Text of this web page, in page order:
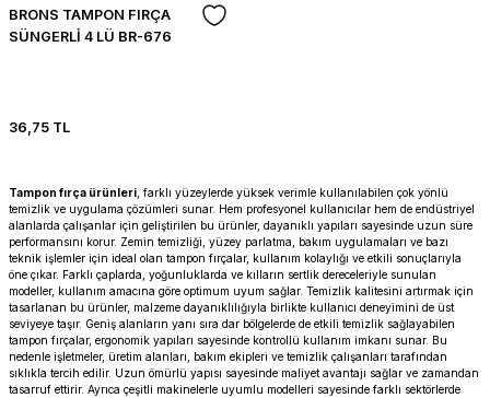
BRONS TAMPON FIRÇA
SÜNGERLİ 4 LÜ BR-676
36,75 TL
Tampon fırça ürünleri , farklı yüzeylerde yüksek verimle kullanılabilen çok yönlü
temizlik ve uygulama çözümleri sunar. Hem profesyonel kullanıcılar hem de endüstriyel
alanlarda çalışanlar için geliştirilen bu ürünler, dayanıklı yapıları sayesinde uzun süre
performansını korur. Zemin temizliği, yüzey parlatma, bakım uygulamaları ve bazı
teknik işlemler için ideal olan tampon fırçalar, kullanım kolaylığı ve etkili sonuçlarıyla
öne çıkar. Farklı çaplarda, yoğunluklarda ve kılların sertlik dereceleriyle sunulan
modeller, kullanım amacına göre optimum uyum sağlar. Temizlik kalitesini artırmak için
tasarlanan bu ürünler, malzeme dayanıklılığıyla birlikte kullanıcı deneyimini de üst
seviyeye taşır. Geniş alanların yanı sıra dar bölgelerde de etkili temizlik sağlayabilen
tampon fırçalar, ergonomik yapıları sayesinde kontrollü kullanım imkanı sunar. Bu
nedenle işletmeler, üretim alanları, bakım ekipleri ve temizlik çalışanları tarafından
sıklıkla tercih edilir. Uzun ömürlü yapısı sayesinde maliyet avantajı sağlar ve zamandan
tasarruf ettirir. Ayrıca çeşitli makinelerle uyumlu modelleri sayesinde farklı sektörlerde